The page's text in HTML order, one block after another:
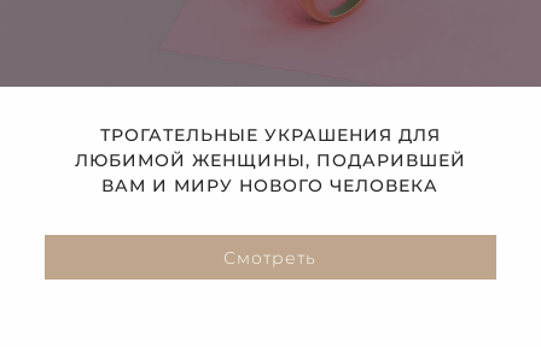
ТРОГАТЕЛЬНЫЕ УКРАШЕНИЯ ДЛЯ
ЛЮБИМОЙ ЖЕНЩИНЫ, ПОДАРИВШЕЙ
ВАМ И МИРУ НОВОГО ЧЕЛОВЕКА
Смотреть